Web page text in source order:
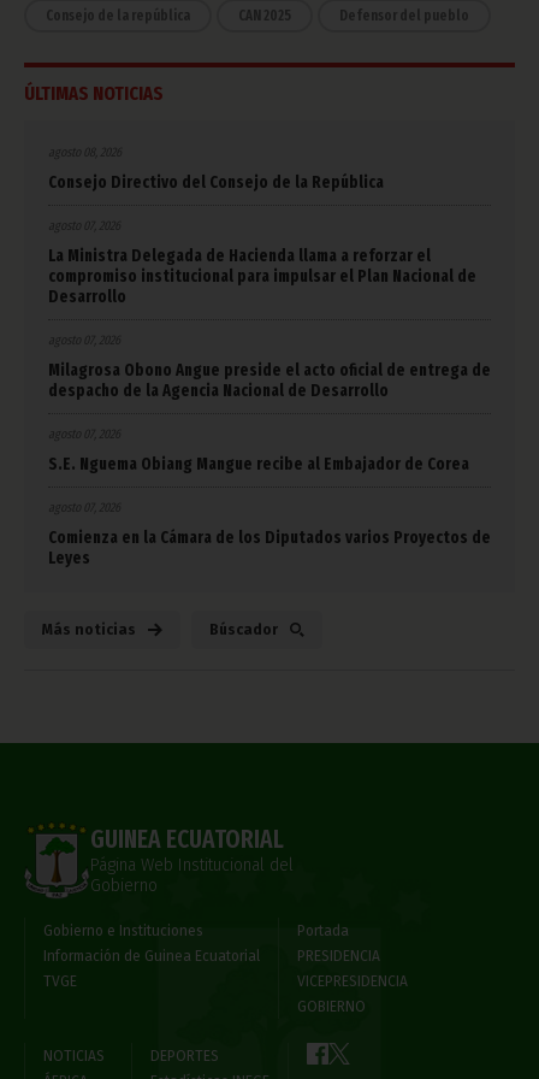
Consejo de la república CAN 2025 Defensor del pueblo
ÚLTIMAS NOTICIAS
agosto 08, 2026
Consejo Directivo del Consejo de la República
agosto 07, 2026
La Ministra Delegada de Hacienda llama a reforzar el
compromiso institucional para impulsar el Plan Nacional de
Desarrollo
agosto 07, 2026
Milagrosa Obono Angue preside el acto oficial de entrega de
despacho de la Agencia Nacional de Desarrollo
agosto 07, 2026
S.E. Nguema Obiang Mangue recibe al Embajador de Corea
agosto 07, 2026
Comienza en la Cámara de los Diputados varios Proyectos de
Leyes
Más noticias Búscador
GUINEA ECUATORIAL
Página Web Institucional del
Gobierno
Gobierno e Instituciones
Información de Guinea Ecuatorial
TVGE
Portada
PRESIDENCIA
VICEPRESIDENCIA
GOBIERNO
NOTICIAS
DEPORTES